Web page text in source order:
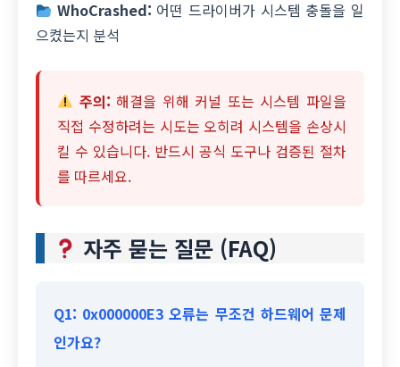
WhoCrashed: 어떤 드라이버가 시스템 충돌을 일
으켰는지 분석
주의: 해결을 위해 커널 또는 시스템 파일을
직접 수정하려는 시도는 오히려 시스템을 손상시
킬 수 있습니다. 반드시 공식 도구나 검증된 절차
를 따르세요.
자주 묻는 질문 (FAQ)
Q1: 0x000000E3 오류는 무조건 하드웨어 문제
인가요?